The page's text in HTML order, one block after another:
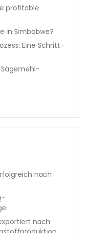
profitable
in Simbabwe?
Eine Schritt-
nach
nach